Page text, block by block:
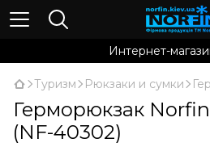
Интернет-
Туризм Рюкзаки и сумки
Герморюкзак
(NF-40302)